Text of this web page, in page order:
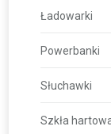
Ładowarki
Powerbanki
Słuchawki
Szkła